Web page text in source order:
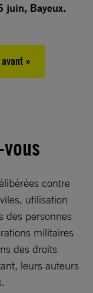
juin, Bayeux.
»
contre
utilisation
des personnes
militaires
des droits
leurs auteurs